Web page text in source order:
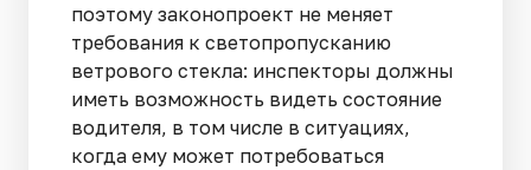
поэтому законопроект не меняет
требования к светопропусканию
ветрового стекла: инспекторы должны
иметь возможность видеть состояние
водителя, в том числе в ситуациях,
когда ему может потребоваться